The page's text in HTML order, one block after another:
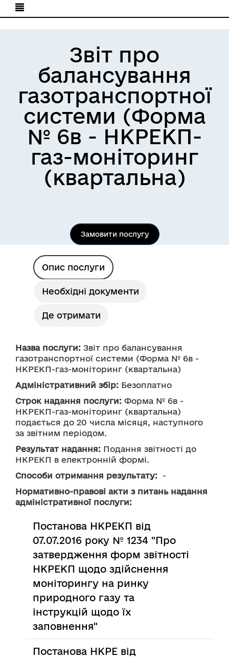
Звіт про
балансування
газотранспортної
системи (Форма
№ 6в - НКРЕКП-
газ-моніторинг
(квартальна)
Замовити послугу
Опис послуги
Необхідні документи
Де отримати
Назва послуги: Звіт про балансування
газотранспортної системи (Форма № 6в -
Адміністративний збір: Безоплатно
Строк надання послуги: Форма № 6в -
НКРЕКП-газ-моніторинг (квартальна)
подається до 20 числа місяця, наступного
за звітним періодом.
Результат надання: Подання звітності до
НКРЕКП в електронній формі.
Способи отримання результату:
  -
Нормативно-правові акти з питань надання
адміністративної послуги:
Постанова НКРЕКП від
07.07.2016 року № 1234 "Про
затвердження форм звітності
НКРЕКП щодо здійснення
моніторингу на ринку
природного газу та
інструкцій щодо їх
заповнення"
Постанова НКРЕ від